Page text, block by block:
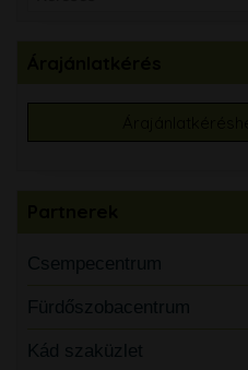
Csempecentrum
Fürdőszobacentrum
Kád szaküzlet